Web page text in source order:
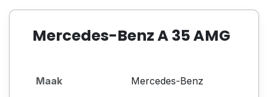
Mercedes-Benz A 35 AMG
Maak Mercedes-Benz